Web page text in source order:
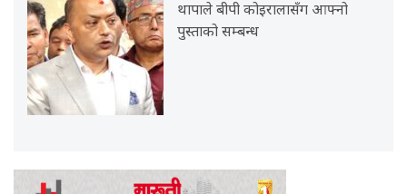
थापाले बीपी कोइरालासँग आफ्नो
पुस्ताको सम्बन्ध